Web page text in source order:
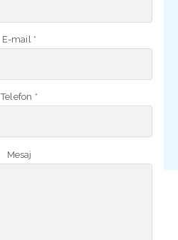
E-mail *
Telefon *
Mesaj